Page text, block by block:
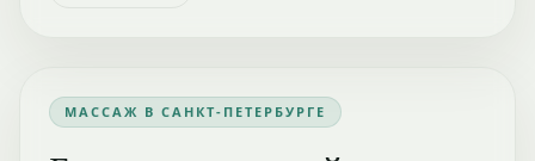
МАССАЖ В САНКТ-ПЕТЕРБУРГЕ